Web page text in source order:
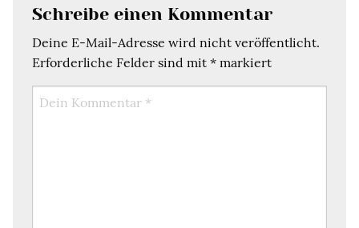
Schreibe einen Kommentar
Deine E-Mail-Adresse wird nicht veröffentlicht.
Erforderliche Felder sind mit * markiert